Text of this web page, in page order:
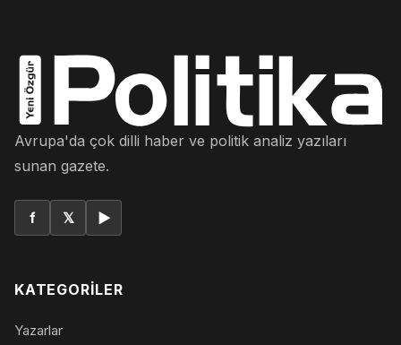
Avrupa'da çok dilli haber ve politik analiz yazıları
sunan gazete.
f 𝕏 ▶
KATEGORILER
Yazarlar